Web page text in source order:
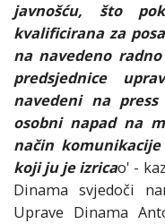
javnošću, što
kvalificirana za
na navedeno
predsjednice
navedeni na
osobni napad na
način
koji ju je izricao' -
Dinama svjedoči
Uprave Dinama